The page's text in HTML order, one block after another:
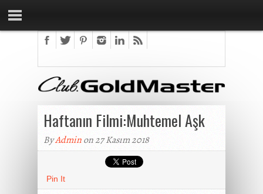
Haftanın Filmi:Muhtemel Aşk
ByAdminon 27 Kasım 2018
Pin It